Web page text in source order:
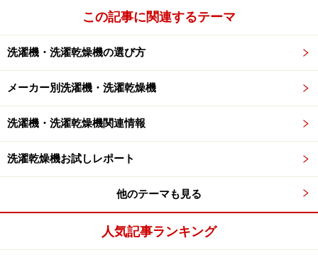
投入できる『トリプル自動投入』や、黄ばみや
菌を落とす『温水泡洗浄』を搭載しているか
ら」（50代男性／神奈川県）
「Panasonicは他の家電も性能が良い。タッチパ
ネルやスマホとの連動を早くから取り入れてい
る。価格も他のメーカーより高いので高性能だ
と思う」（40代女性／神奈川県）
「洗浄力や乾燥機能が優れており、衣類の傷み
す。自動投入やAI洗浄など便利な機能も充実し
この記事に関連するテーマ
洗濯機・洗濯乾燥機の選び方
メーカー別洗濯機・洗濯乾燥機
洗濯機・洗濯乾燥機関連情報
洗濯乾燥機お試しレポート
他のテーマも見る
人気記事ランキング